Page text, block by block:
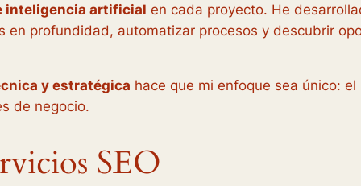
inteligencia artificial en cada proyecto. He
profundidad, automatizar procesos y descubrir
y estratégica hace que mi enfoque sea único:
de negocio.
SEO